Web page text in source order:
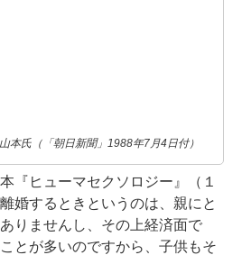
本氏（「朝日新聞」1988年7月4日付）
『ヒューマセクソロジー』（１
婚するときというのは、親にと
りませんし、その上経済面で
とが多いのですから、子供もそ